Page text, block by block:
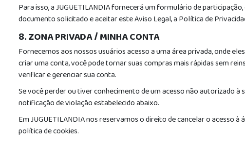
Para isso, a JUGUETILANDIA fornecerá um formulário de
documento solicitado e aceitar este Aviso Legal, a Política de
8. ZONA PRIVADA / MINHA CONTA
Fornecemos aos nossos usuários acesso a uma área privada, onde
criar uma conta, você pode tornar suas compras mais rápidas sem
verificar e gerenciar sua conta.
Se você perder ou tiver conhecimento de um acesso não autorizado
notificação de violação estabelecido abaixo.
Em JUGUETILANDIA nos reservamos o direito de cancelar o acesso
política de cookies.